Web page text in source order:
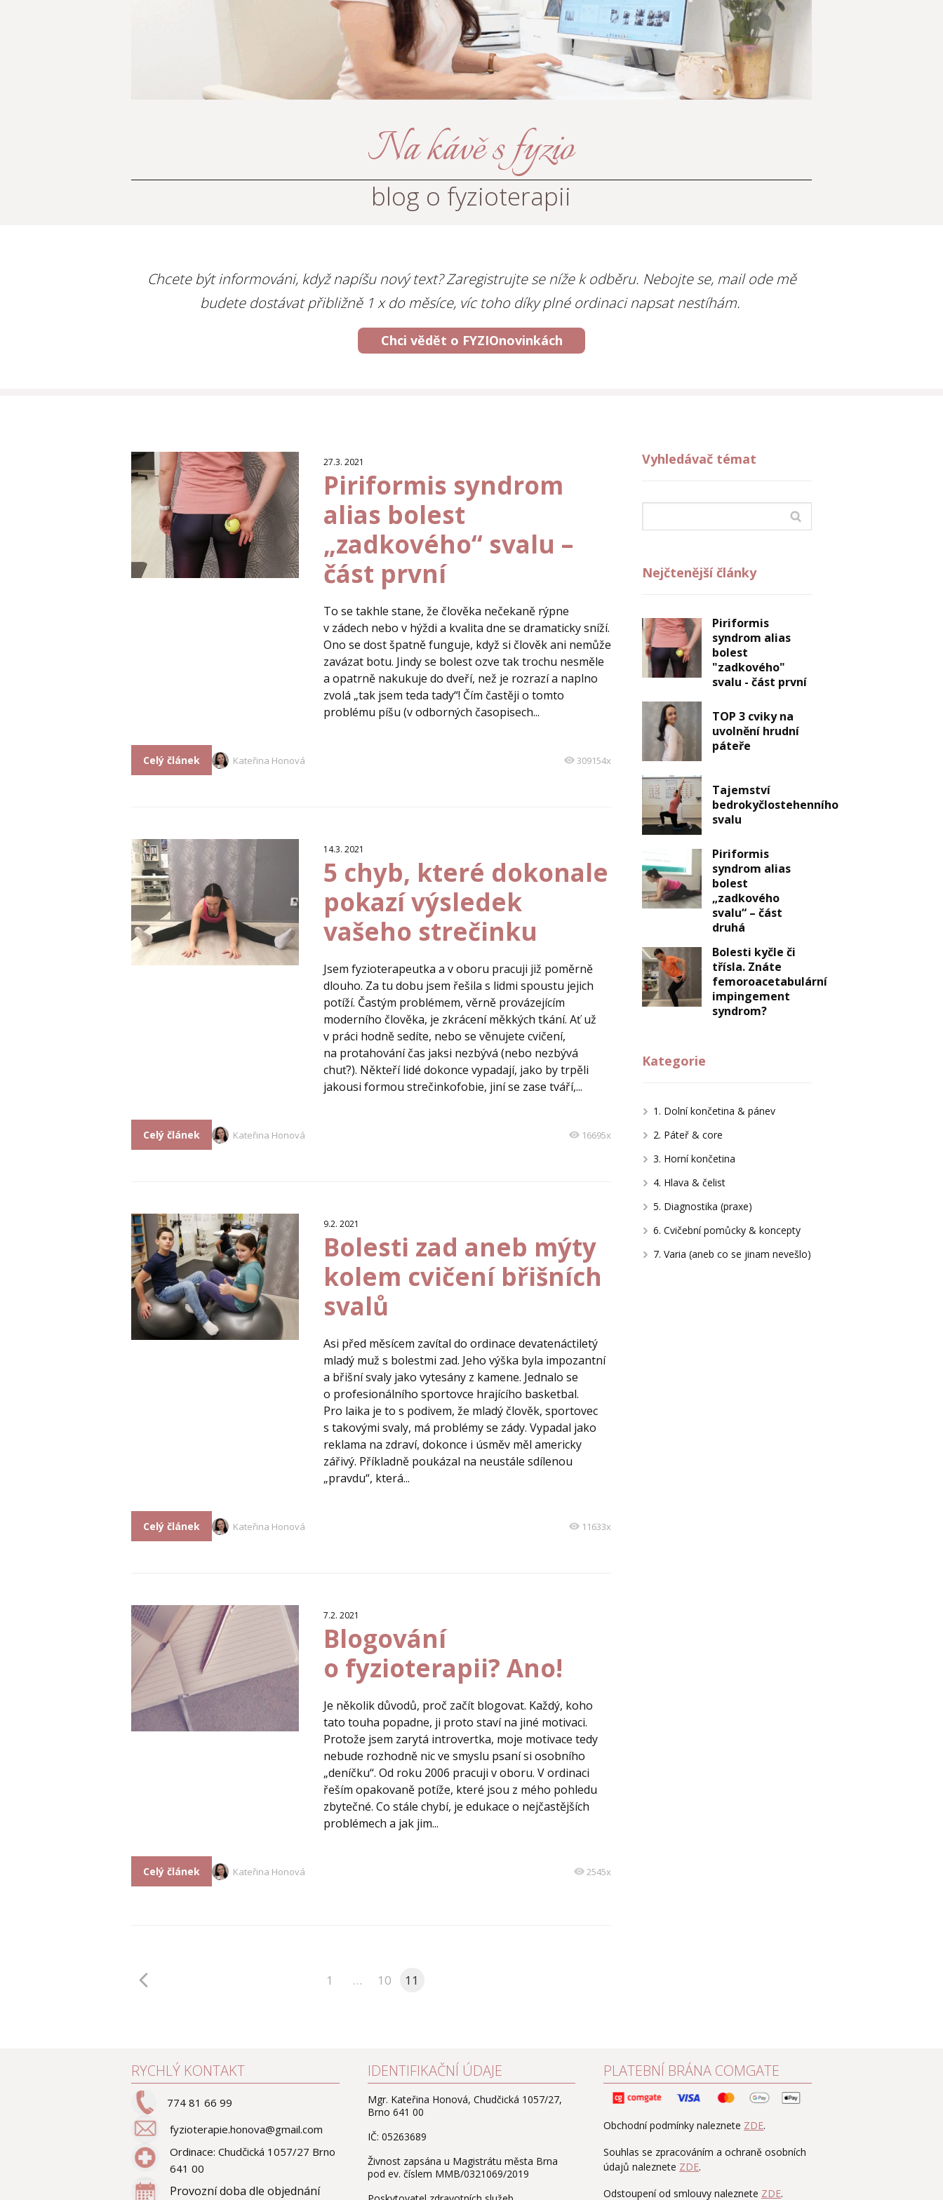
Na kávě s fyzio
blog o fyzioterapii
Chcete být informováni, když napíšu nový text? Zaregistrujte se níže k odběru. Nebojte se, mail ode mě
budete dostávat přibližně 1 x do měsíce, víc toho díky plné ordinaci napsat nestíhám.
Chci vědět o FYZIOnovinkách
27.3. 2021
Piriformis syndrom
alias bolest
„zadkového“ svalu –
část první
To se takhle stane, že člověka nečekaně rýpne
v zádech nebo v hýždi a kvalita dne se dramaticky sníží.
Ono se dost špatně funguje, když si člověk ani nemůže
zavázat botu. Jindy se bolest ozve tak trochu nesměle
a opatrně nakukuje do dveří, než je rozrazí a naplno
zvolá „tak jsem teda tady“! Čím častěji o tomto
problému píšu (v odborných časopisech...
Celý článek Kateřina Honová 309154x
14.3. 2021
5 chyb, které dokonale
pokazí výsledek
vašeho strečinku
Jsem fyzioterapeutka a v oboru pracuji již poměrně
dlouho. Za tu dobu jsem řešila s lidmi spoustu jejich
potíží. Častým problémem, věrně provázejícím
moderního člověka, je zkrácení měkkých tkání. Ať už
v práci hodně sedíte, nebo se věnujete cvičení,
na protahování čas jaksi nezbývá (nebo nezbývá
chuť?). Někteří lidé dokonce vypadají, jako by trpěli
jakousi formou strečinkofobie, jiní se zase tváří,...
Celý článek Kateřina Honová 16695x
9.2. 2021
Bolesti zad aneb mýty
kolem cvičení břišních
svalů
Asi před měsícem zavítal do ordinace devatenáctiletý
mladý muž s bolestmi zad. Jeho výška byla impozantní
a břišní svaly jako vytesány z kamene. Jednalo se
o profesionálního sportovce hrajícího basketbal.
Pro laika je to s podivem, že mladý člověk, sportovec
s takovými svaly, má problémy se zády. Vypadal jako
reklama na zdraví, dokonce i úsměv měl americky
zářivý. Příkladně poukázal na neustále sdílenou
„pravdu“, která...
Celý článek Kateřina Honová 11633x
7.2. 2021
Blogování
o fyzioterapii? Ano!
Je několik důvodů, proč začít blogovat. Každý, koho
tato touha popadne, ji proto staví na jiné motivaci.
Protože jsem zarytá introvertka, moje motivace tedy
nebude rozhodně nic ve smyslu psaní si osobního
„deníčku“. Od roku 2006 pracuji v oboru. V ordinaci
řeším opakovaně potíže, které jsou z mého pohledu
zbytečné. Co stále chybí, je edukace o nejčastějších
problémech a jak jim...
Celý článek Kateřina Honová 2545x
1 … 10 11
Vyhledávač témat
Nejčtenější články
Piriformis
syndrom alias
bolest
"zadkového"
svalu - část první
TOP 3 cviky na
uvolnění hrudní
páteře
Tajemství
bedrokyčlostehenního
svalu
Piriformis
syndrom alias
bolest
„zadkového
svalu“ – část
druhá
Bolesti kyčle či
třísla. Znáte
femoroacetabulární
impingement
syndrom?
Kategorie
1. Dolní končetina & pánev
2. Páteř & core
3. Horní končetina
4. Hlava & čelist
5. Diagnostika (praxe)
6. Cvičební pomůcky & koncepty
7. Varia (aneb co se jinam nevešlo)
RYCHLÝ KONTAKT
774 81 66 99
fyzioterapie.honova@gmail.com
Ordinace: Chudčická 1057/27 Brno
641 00
Provozní doba dle objednání
IDENTIFIKAČNÍ ÚDAJE
Mgr. Kateřina Honová, Chudčická 1057/27,
Brno 641 00
IČ: 05263689
Živnost zapsána u Magistrátu města Brna
pod ev. číslem MMB/0321069/2019
PLATEBNÍ BRÁNA COMGATE
Obchodní podmínky naleznete ZDE.
Souhlas se zpracováním a ochraně osobních
údajů naleznete ZDE.
Odstoupení od smlouvy naleznete ZDE.